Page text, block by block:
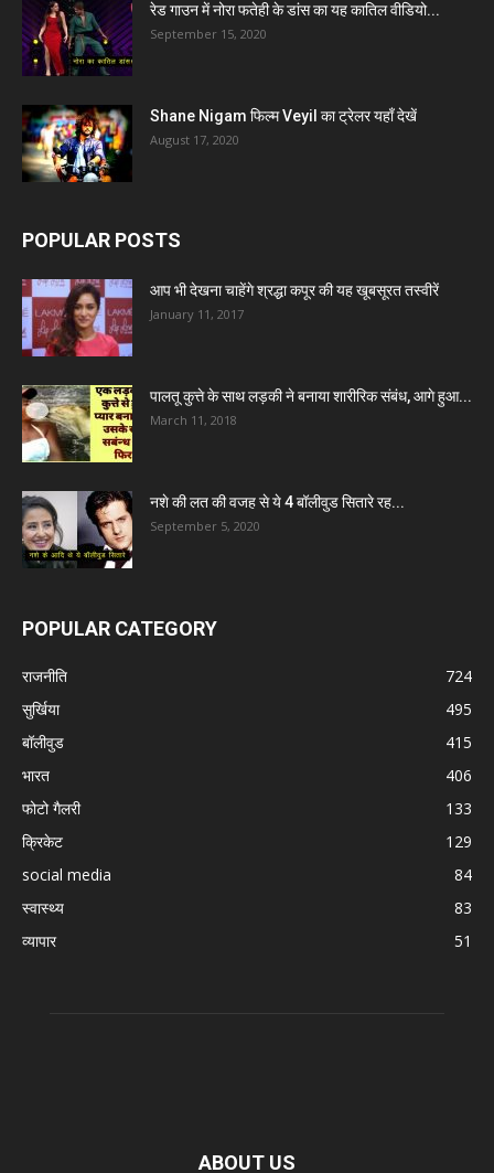
रेड गाउन में नोरा फतेही के डांस का यह कातिल वीडियो...
September 15, 2020
Shane Nigam फिल्म Veyil का ट्रेलर यहाँ देखें
August 17, 2020
POPULAR POSTS
आप भी देखना चाहेंगे श्रद्धा कपूर की यह खूबसूरत तस्वीरें
January 11, 2017
पालतू कुत्ते के साथ लड़की ने बनाया शारीरिक संबंध, आगे हुआ...
March 11, 2018
नशे की लत की वजह से ये 4 बॉलीवुड सितारे रह...
September 5, 2020
POPULAR CATEGORY
राजनीति
724
सुर्खिया
495
बॉलीवुड
415
भारत
406
फोटो गैलरी
133
क्रिकेट
129
social media
84
स्वास्थ्य
83
व्यापार
51
ABOUT US